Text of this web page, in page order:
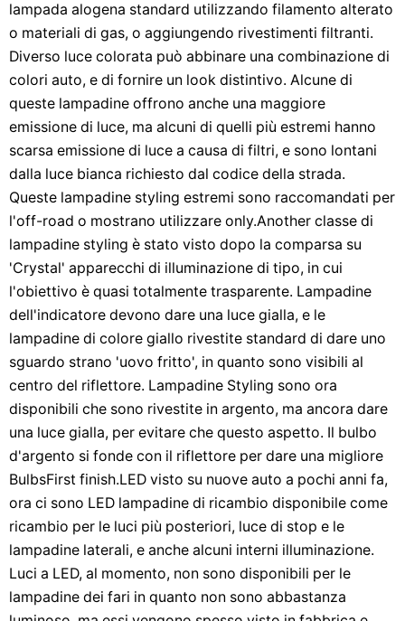
lampada alogena standard utilizzando filamento alterato
o materiali di gas, o aggiungendo rivestimenti filtranti.
Diverso luce colorata può abbinare una combinazione di
colori auto, e di fornire un look distintivo. Alcune di
queste lampadine offrono anche una maggiore
emissione di luce, ma alcuni di quelli più estremi hanno
scarsa emissione di luce a causa di filtri, e sono lontani
dalla luce bianca richiesto dal codice della strada.
Queste lampadine styling estremi sono raccomandati per
l'off-road o mostrano utilizzare only.Another classe di
lampadine styling è stato visto dopo la comparsa su
'Crystal' apparecchi di illuminazione di tipo, in cui
l'obiettivo è quasi totalmente trasparente. Lampadine
dell'indicatore devono dare una luce gialla, e le
lampadine di colore giallo rivestite standard di dare uno
sguardo strano 'uovo fritto', in quanto sono visibili al
centro del riflettore. Lampadine Styling sono ora
disponibili che sono rivestite in argento, ma ancora dare
una luce gialla, per evitare che questo aspetto. Il bulbo
d'argento si fonde con il riflettore per dare una migliore
BulbsFirst finish.LED visto su nuove auto a pochi anni fa,
ora ci sono LED lampadine di ricambio disponibile come
ricambio per le luci più posteriori, luce di stop e le
lampadine laterali, e anche alcuni interni illuminazione.
Luci a LED, al momento, non sono disponibili per le
lampadine dei fari in quanto non sono abbastanza